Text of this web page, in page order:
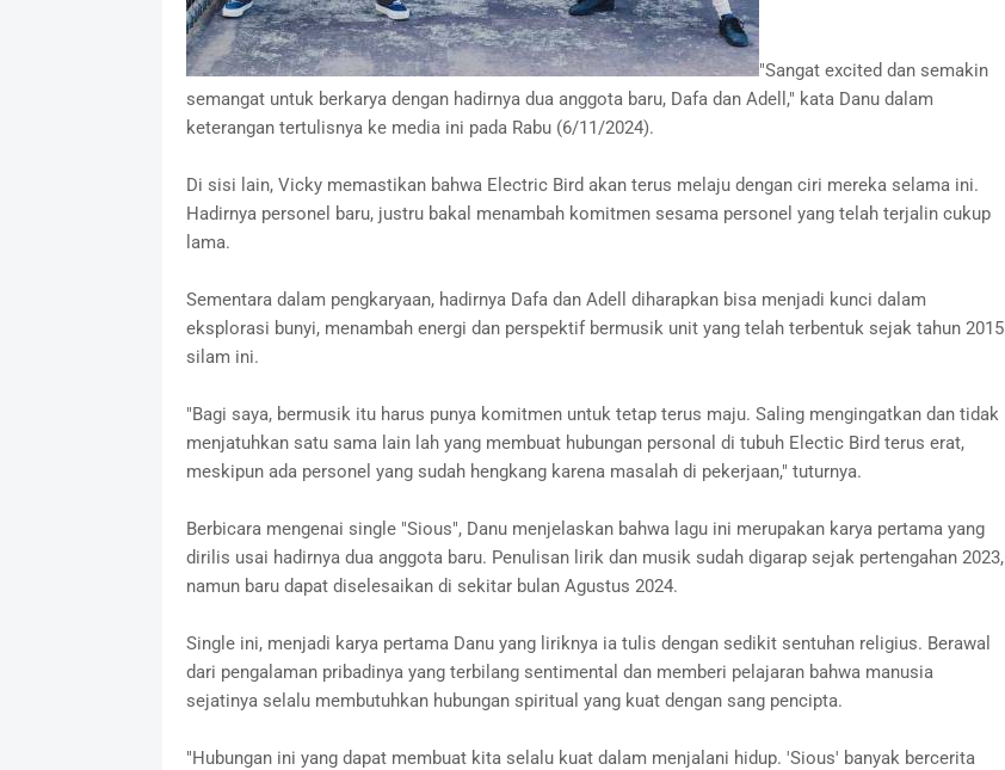
"Sangat excited dan semakin
semangat untuk berkarya dengan hadirnya dua anggota baru, Dafa dan Adell," kata Danu dalam
keterangan tertulisnya ke media ini pada Rabu (6/11/2024).
Di sisi lain, Vicky memastikan bahwa Electric Bird akan terus melaju dengan ciri mereka selama ini.
Hadirnya personel baru, justru bakal menambah komitmen sesama personel yang telah terjalin cukup
lama.
Sementara dalam pengkaryaan, hadirnya Dafa dan Adell diharapkan bisa menjadi kunci dalam
eksplorasi bunyi, menambah energi dan perspektif bermusik unit yang telah terbentuk sejak tahun 2015
silam ini.
"Bagi saya, bermusik itu harus punya komitmen untuk tetap terus maju. Saling mengingatkan dan tidak
menjatuhkan satu sama lain lah yang membuat hubungan personal di tubuh Electic Bird terus erat,
meskipun ada personel yang sudah hengkang karena masalah di pekerjaan," tuturnya.
Berbicara mengenai single "Sious", Danu menjelaskan bahwa lagu ini merupakan karya pertama yang
dirilis usai hadirnya dua anggota baru. Penulisan lirik dan musik sudah digarap sejak pertengahan 2023,
namun baru dapat diselesaikan di sekitar bulan Agustus 2024.
Single ini, menjadi karya pertama Danu yang liriknya ia tulis dengan sedikit sentuhan religius. Berawal
dari pengalaman pribadinya yang terbilang sentimental dan memberi pelajaran bahwa manusia
sejatinya selalu membutuhkan hubungan spiritual yang kuat dengan sang pencipta.
"Hubungan ini yang dapat membuat kita selalu kuat dalam menjalani hidup. 'Sious' banyak bercerita